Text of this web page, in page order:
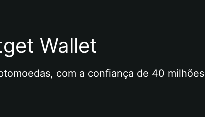
Wallet
com a confiança de 40 milhões